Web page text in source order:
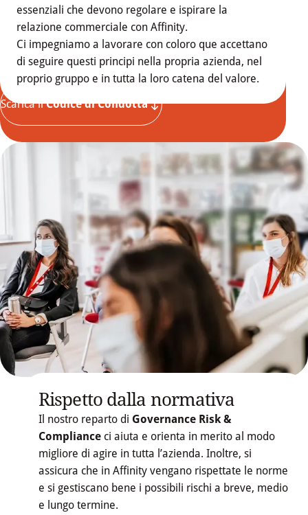
essenziali che devono regolare e ispirare la
relazione commerciale con Affinity.
Ci impegniamo a lavorare con coloro que accettano
di seguire questi principi nella propria azienda, nel
proprio gruppo e in tutta la loro catena del valore.
Scarica il Codice di Condotta
Rispetto dalla normativa
Il nostro reparto di Governance Risk &
Compliance ci aiuta e orienta in merito al modo
migliore di agire in tutta l’azienda. Inoltre, si
assicura che in Affinity vengano rispettate le norme
e si gestiscano bene i possibili rischi a breve, medio
e lungo termine.